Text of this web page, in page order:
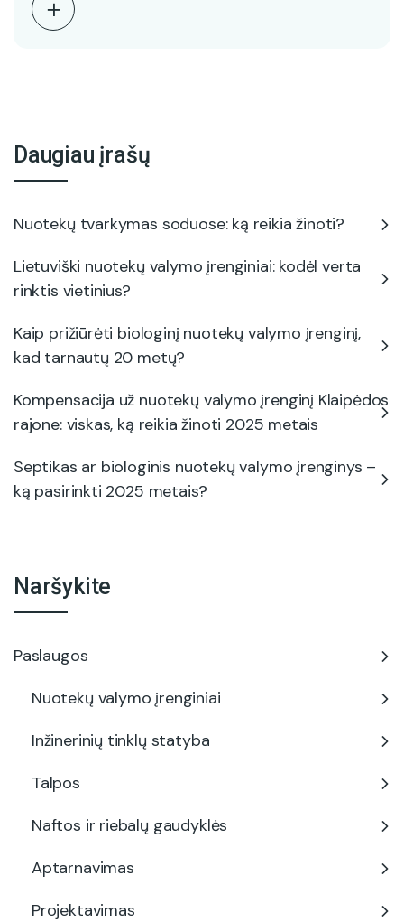
Daugiau įrašų
Nuotekų tvarkymas soduose: ką reikia žinoti?
Lietuviški nuotekų valymo įrenginiai: kodėl verta
rinktis vietinius?
Kaip prižiūrėti biologinį nuotekų valymo įrenginį,
kad tarnautų 20 metų?
Kompensacija už nuotekų valymo įrenginį Klaipėdos
rajone: viskas, ką reikia žinoti 2025 metais
Septikas ar biologinis nuotekų valymo įrenginys –
ką pasirinkti 2025 metais?
Naršykite
Paslaugos
Nuotekų valymo įrenginiai
Inžinerinių tinklų statyba
Talpos
Naftos ir riebalų gaudyklės
Aptarnavimas
Projektavimas